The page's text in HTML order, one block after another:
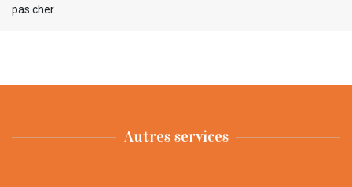
pas cher.
Autres services